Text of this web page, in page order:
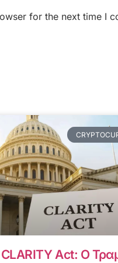
for the next time I
CLARITY Act: Ο